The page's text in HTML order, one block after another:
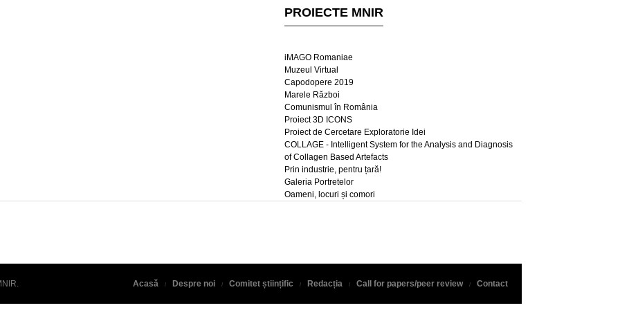
PROIECTE MNIR
iMAGO Romaniae
Muzeul Virtual
Capodopere 2019
Marele Război
Comunismul în România
Proiect 3D ICONS
Proiect de Cercetare Exploratorie Idei
COLLAGE - Intelligent System for the Analysis and Diagnosis
of Collagen Based Artefacts
Prin industrie, pentru țară!
Galeria Portretelor
Oameni, locuri și comori
. Acasă Despre noi Comitet științific Redacția Call for papers/peer review Contact